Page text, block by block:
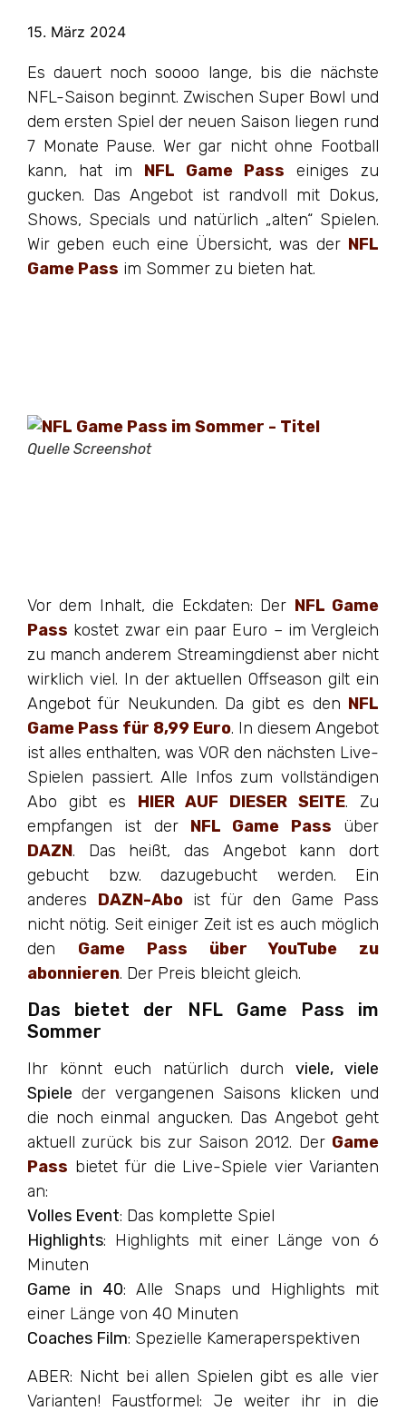
15. März 2024
Es dauert noch soooo lange, bis die nächste
NFL-Saison beginnt. Zwischen Super Bowl und
dem ersten Spiel der neuen Saison liegen rund
7 Monate Pause. Wer gar nicht ohne Football
kann, hat im NFL Game Pass einiges zu
gucken. Das Angebot ist randvoll mit Dokus,
Shows, Specials und natürlich „alten“ Spielen.
Wir geben euch eine Übersicht, was der NFL
Game Pass im Sommer zu bieten hat.
Quelle Screenshot
Vor dem Inhalt, die Eckdaten: Der NFL Game
Pass kostet zwar ein paar Euro – im Vergleich
zu manch anderem Streamingdienst aber nicht
wirklich viel. In der aktuellen Offseason gilt ein
Angebot für Neukunden. Da gibt es den NFL
Game Pass für 8,99 Euro. In diesem Angebot
ist alles enthalten, was VOR den nächsten Live-
Spielen passiert. Alle Infos zum vollständigen
Abo gibt es HIER AUF DIESER SEITE. Zu
empfangen ist der NFL Game Pass über
DAZN. Das heißt, das Angebot kann dort
gebucht bzw. dazugebucht werden. Ein
anderes DAZN-Aboist für den Game Pass
nicht nötig. Seit einiger Zeit ist es auch möglich
den Game Pass über YouTube zu
abonnieren. Der Preis bleicht gleich.
Das bietet der NFL Game Pass im
Sommer
Ihr könnt euch natürlich durch viele, viele
Spiele der vergangenen Saisons klicken und
die noch einmal angucken. Das Angebot geht
aktuell zurück bis zur Saison 2012. Der Game
Pass bietet für die Live-Spiele vier Varianten
an:
Volles Event: Das komplette Spiel
Highlights: Highlights mit einer Länge von 6
Minuten
Game in 40: Alle Snaps und Highlights mit
einer Länge von 40 Minuten
Coaches Film: Spezielle Kameraperspektiven
ABER: Nicht bei allen Spielen gibt es alle vier
Varianten! Faustformel: Je weiter ihr in die